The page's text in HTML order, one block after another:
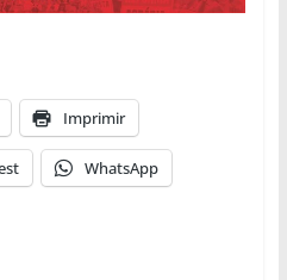
Imprimir
WhatsApp